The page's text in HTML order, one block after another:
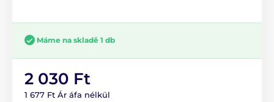
Máme na skladě 1 db
2 030 Ft
1 677 Ft Ár áfa nélkül